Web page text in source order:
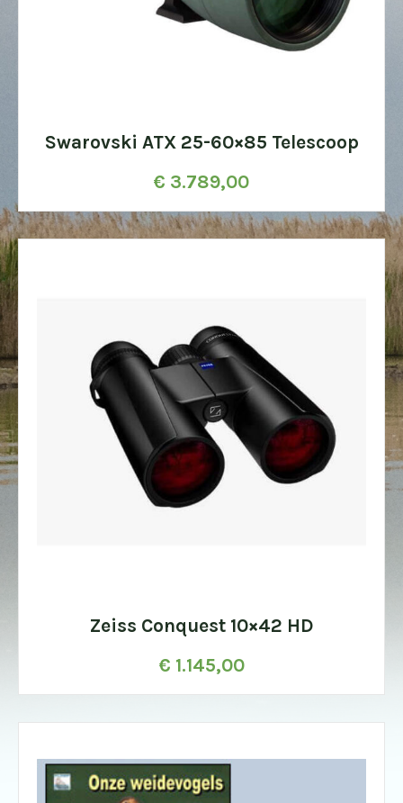
Swarovski ATX 25-60×85 Telescoop
€ 3.789,00
Zeiss Conquest 10×42 HD
€ 1.145,00